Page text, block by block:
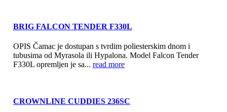
BRIG FALCON TENDER F330L
OPIS Čamac je dostupan s tvrdim poliesterskim dnom i
tubusima od Myrasola ili Hypalona. Model Falcon Tender
F330L opremljen je sa... read more
CROWNLINE CUDDIES 236SC